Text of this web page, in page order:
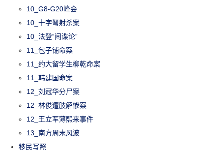
10_G8-G20峰会
10_十字弩射杀案
10_法登“间谍论”
11_包子铺命案
11_约大留学生柳乾命案
11_韩建国命案
12_刘冠华分尸案
12_林俊遭肢解惨案
12_王立军薄熙来事件
13_南方周末风波
移民写照